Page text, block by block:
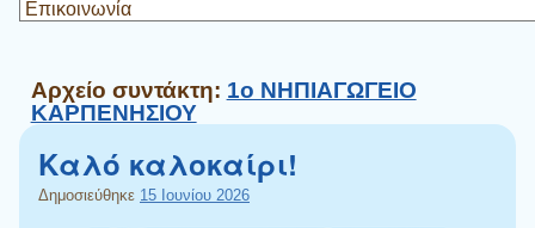
Αρχείο συντάκτη: 1ο ΝΗΠΙΑΓΩΓΕΙΟ
ΚΑΡΠΕΝΗΣΙΟΥ
Καλό καλοκαίρι!
Δημοσιεύθηκε 15 Ιουνίου 2026